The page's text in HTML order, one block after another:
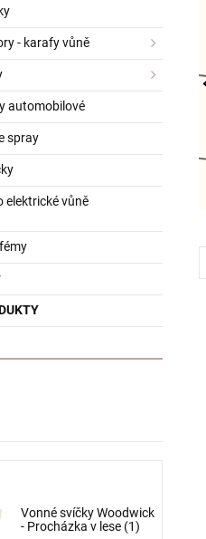
- karafy vůně
automobilové
spray
elektrické vůně
Vonné svíčky Woodwick
- Procházka v lese (1)